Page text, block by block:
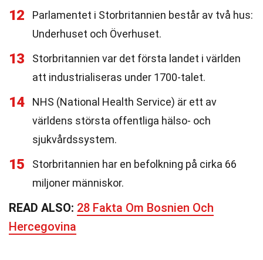
12
Parlamentet i Storbritannien består av två hus:
Underhuset och Överhuset.
13
Storbritannien var det första landet i världen
att industrialiseras under 1700-talet.
14
NHS (National Health Service) är ett av
världens största offentliga hälso- och
sjukvårdssystem.
15
Storbritannien har en befolkning på cirka 66
miljoner människor.
READ ALSO: 28 Fakta Om Bosnien Och
Hercegovina